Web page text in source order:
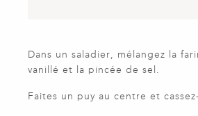
Dans un saladier, mélangez la
vanillé et la pincée de sel.
Faites un puy au centre et